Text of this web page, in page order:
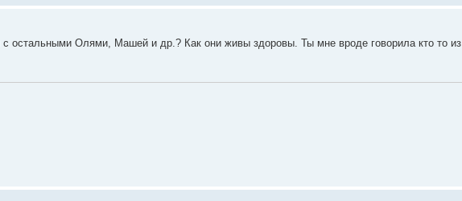
остальными Олями, Машей и др.? Как они живы здоровы. Ты мне вроде говорила кто то из